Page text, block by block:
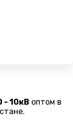
- 10кВ оптом в